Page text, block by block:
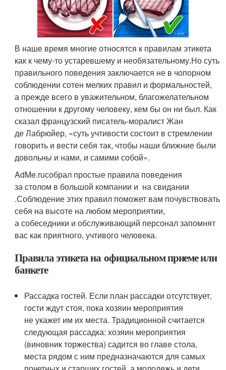
В наше время многие относятся к правилам этикета
как к чему-то устаревшему и необязательному.Но суть
правильного поведения заключается не в чопорном
соблюдении сотен мелких правил и формальностей,
а прежде всего в уважительном, благожелательном
отношении к другому человеку, кем бы он ни был. Как
сказал французский писатель-моралист Жан
де Лабрюйер, «суть учтивости состоит в стремлении
говорить и вести себя так, чтобы наши ближние были
довольны и нами, и самими собой».
AdMe.ruсобрал простые правила поведения
за столом в большой компании и на свидании
.Соблюдение этих правил поможет вам почувствовать
себя на высоте на любом мероприятии,
а собеседники и обслуживающий персонал запомнят
вас как приятного, учтивого человека.
Правила этикета на официальном приеме или
банкете
Рассадка гостей. Если план рассадки отсутствует,
гости ждут стоя, пока хозяин мероприятия
не укажет им их места. Традиционной считается
следующая рассадка: хозяин мероприятия
(виновник торжества) садится во главе стола,
места рядом с ним предназначаются для самых